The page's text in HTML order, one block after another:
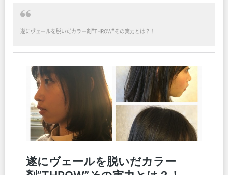
遂にヴェールを脱いだカラー剤”THROW”その実力とは？！